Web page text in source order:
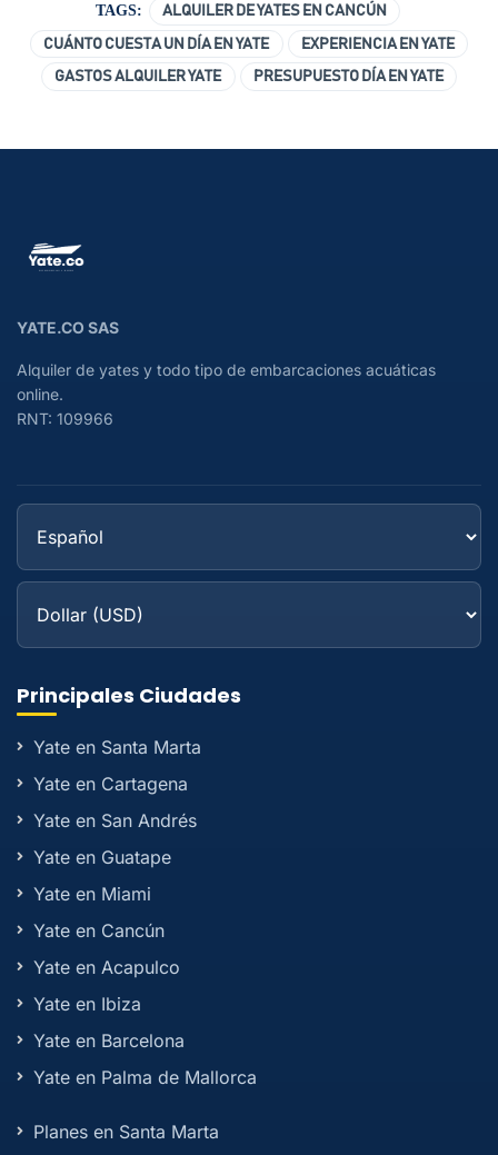
TAGS: ALQUILER DE YATES EN CANCÚN
CUÁNTO CUESTA UN DÍA EN YATE EXPERIENCIA EN YATE
GASTOS ALQUILER YATE PRESUPUESTO DÍA EN YATE
YATE.CO SAS
Alquiler de yates y todo tipo de embarcaciones acuáticas
online.
RNT: 109966
Principales Ciudades
Yate en Santa Marta
Yate en Cartagena
Yate en San Andrés
Yate en Guatape
Yate en Miami
Yate en Cancún
Yate en Acapulco
Yate en Ibiza
Yate en Barcelona
Yate en Palma de Mallorca
Planes en Santa Marta